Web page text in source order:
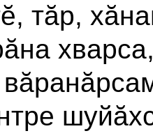
тăр,